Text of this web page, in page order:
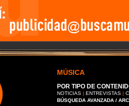
MÚSICA
POR TIPO DE
NOTICIAS | ENTREVISTAS |
BÚSQUEDA AVANZADA /